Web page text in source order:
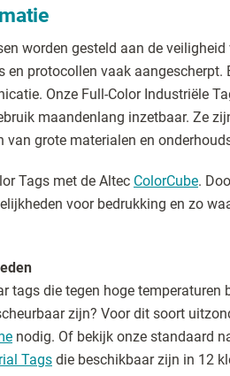
worden gesteld aan de
en protocollen vaak aangescherpt.
Onze Full-Color Industriële
maandenlang inzetbaar. Ze
van grote materialen en
Tags met de Altec ColorCube.
voor bedrukking en zo
tags die tegen hoge
zijn? Voor dit soort
nodig. Of bekijk onze standaard
Tags die beschikbaar zijn in 12